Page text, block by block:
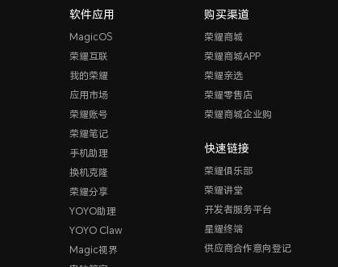
软件应用
MagicOS
荣耀互联
我的荣耀
应用市场
荣耀账号
荣耀笔记
手机助理
换机克隆
荣耀分享
YOYO助理
YOYO Claw
Magic视界
购买渠道
荣耀商城
荣耀商城APP
荣耀亲选
荣耀零售店
荣耀商城企业购
快速链接
荣耀俱乐部
荣耀讲堂
开发者服务平台
星耀终端
供应商合作意向登记